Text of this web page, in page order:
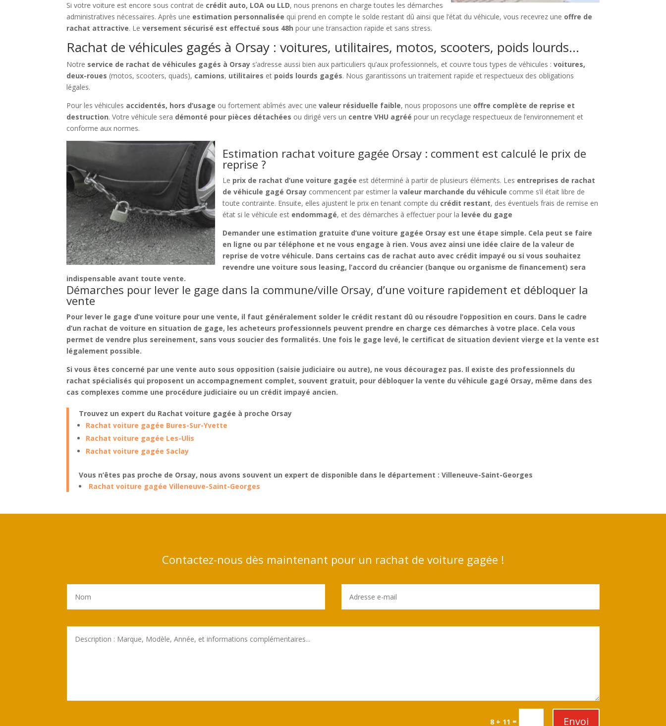
Si votre voiture est encore sous contrat de crédit auto, LOA ou LLD, nous prenons en charge toutes les démarches
administratives nécessaires. Après une estimation personnalisée qui prend en compte le solde restant dû ainsi que l’état du véhicule, vous recevrez une offre de
rachat attractive. Leversement sécurisé est effectué sous 48h pour une transaction rapide et sans stress.
Rachat de véhicules gagés à Orsay : voitures, utilitaires, motos, scooters, poids lourds…
Notre service de rachat de véhicules gagés à Orsay s’adresse aussi bien aux particuliers qu’aux professionnels, et couvre tous types de véhicules :voitures,
deux-roues (motos, scooters, quads), camions, utilitaires et poids lourds gagés. Nous garantissons un traitement rapide et respectueux des obligations
légales.
Pour les véhicules accidentés, hors d’usage ou fortement abîmés avec unevaleur résiduelle faible, nous proposons une offre complète de reprise et
destruction. Votre véhicule sera démonté pour pièces détachées ou dirigé vers un centre VHU agréé pour un recyclage respectueux de l’environnement et
conforme aux normes.
Estimation rachat voiture gagée Orsay : comment est calculé le prix de
reprise ?
Le prix de rachat d’une voiture gagée est déterminé à partir de plusieurs éléments. Les entreprises de rachat
de véhicule gagé Orsay commencent par estimer lavaleur marchande du véhicule comme s’il était libre de
toute contrainte. Ensuite, elles ajustent le prix en tenant compte du crédit restant, des éventuels frais de remise en
état si le véhicule est endommagé, et des démarches à effectuer pour la levée du gage
Demander une estimation gratuite d’une voiture gagée Orsay est une étape simple. Cela peut se faire
en ligne ou par téléphone et ne vous engage à rien. Vous avez ainsi une idée claire de lavaleur de
reprise de votre véhicule. Dans certains cas de rachat auto avec crédit impayé ou si vous souhaitez
revendre une voiture sous leasing, l’accord du créancier (banque ou organisme de financement) sera
indispensable avant toute vente.
Démarches pour lever le gage dans la commune/ville Orsay, d’une voiture rapidement et débloquer la
vente
Pour lever le gage d’une voiture pour une vente, il faut généralement solder le crédit restant dû ou résoudre l’opposition en cours. Dans le cadre
d’un rachat de voiture en situation de gage, les acheteurs professionnels peuvent prendre en charge ces démarches à votre place. Cela vous
permet de vendre plus sereinement, sans vous soucier des formalités. Une fois le gage levé, le certificat de situation devient vierge et la vente est
légalement possible.
Si vous êtes concerné par unevente auto sous opposition (saisie judiciaire ou autre), ne vous découragez pas. Il existe des professionnels du
rachat spécialisés qui proposent un accompagnement complet, souvent gratuit, pour débloquer la vente du véhicule gagé Orsay, même dans des
cas complexes comme une procédure judiciaire ou un crédit impayé ancien.
Trouvez un expert du Rachat voiture gagée à proche Orsay
Rachat voiture gagée Bures-Sur-Yvette
Rachat voiture gagée Les-Ulis
Rachat voiture gagée Saclay
Vous n’êtes pas proche de Orsay, nous avons souvent un expert de disponible dans le département : Villeneuve-Saint-Georges
Rachat voiture gagée Villeneuve-Saint-Georges
Contactez-nous dès maintenant pour un rachat de voiture gagée !
8 + 11 = Envoi